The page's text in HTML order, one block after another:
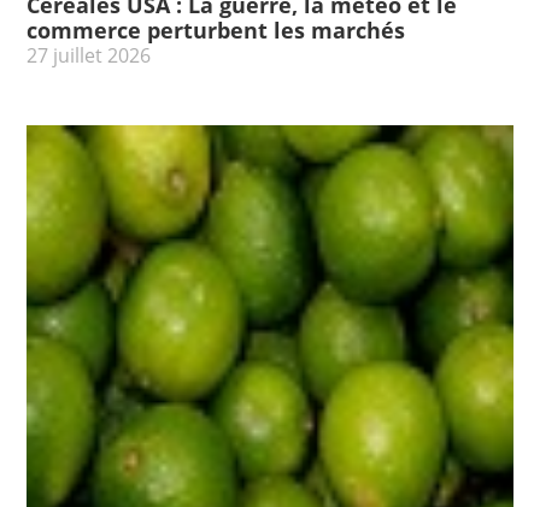
commerce perturbent les marchés
27 juillet 2026